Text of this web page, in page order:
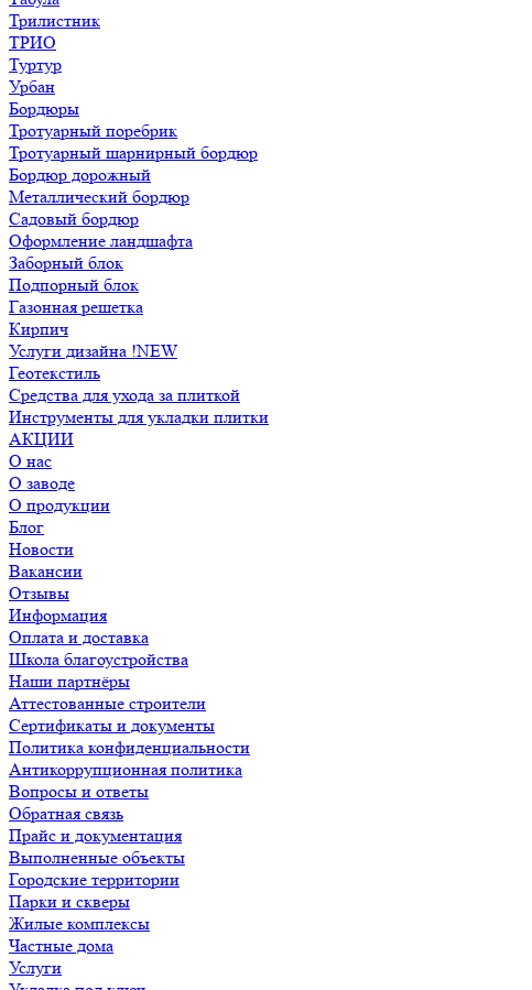
Трилистник
ТРИО
Туртур
Урбан
Бордюры
Тротуарный поребрик
Тротуарный шарнирный бордюр
Бордюр дорожный
Металлический бордюр
Садовый бордюр
Оформление ландшафта
Заборный блок
Подпорный блок
Газонная решетка
Кирпич
Услуги дизайна !NEW
Геотекстиль
Средства для ухода за плиткой
Инструменты для укладки плитки
АКЦИИ
О нас
О заводе
О продукции
Блог
Новости
Вакансии
Отзывы
Информация
Оплата и доставка
Школа благоустройства
Наши партнёры
Аттестованные строители
Сертификаты и документы
Политика конфиденциальности
Антикоррупционная политика
Вопросы и ответы
Обратная связь
Прайс и документация
Выполненные объекты
Городские территории
Парки и скверы
Жилые комплексы
Частные дома
Услуги